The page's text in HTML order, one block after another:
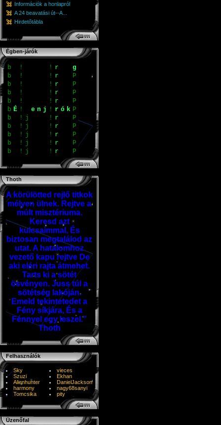
Információk a honlapról
A 24 beavatási út--A...
Hirdetőtábla
Égben-járók
b >
\
b
>
\
b
>
\
b
>
g
b
>
g
b É e n j > r ó k g
b
>
g
b
! >
g
b
! >
g
b
! >
g
b
! ! g
Thoth
A körülötted rejlő titkok
mélyen ülnek. Rejtve a
múlt misztériuma.
Keresd azt
kulcsaimmal, És
biztosan megtalálod az
utat. A hatalomhoz
vezető kapu rejtve De
aki eléri rajta átmehet.
Tarts ki a sötét
ösvényen. Juss túl a
sötétség lakóján.
Emeld tekintetedet a
Fény síkjára, És a
Fénnyel egy leszel.”
Thoth
Felhasználók
Sky
vieces
Szuzi
Ekhan
Alienhunter
DanielJackson
harmony
nagy68sanyi
Tomcsika
pity
Üzenőfal